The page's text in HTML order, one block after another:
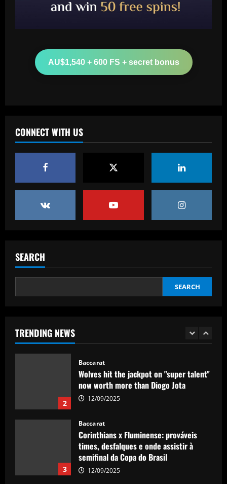
AU$1,540 + 600 FS + secret bonus
CONNECT WITH US
SEARCH
SEARCH
TRENDING NEWS
2
3
semifinal da Copa do Brasil
12/09/2025
'F off to all of them!' – Enzo Maresca lets
rip at Chelsea doubters in surprise
outburst after guiding club back into
the Champions League
12/09/2025
1
Baccarat
2
Baccarat
Wolves hit the jackpot on "super talent"
now worth more than Diogo Jota
12/09/2025
3
Baccarat
Corinthians x Fluminense: prováveis
times, desfalques e onde assistir à
semifinal da Copa do Brasil
12/09/2025